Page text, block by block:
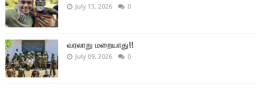
July 13, 2026 0
வரலாறு மறையாது!!
July 09, 2026 0